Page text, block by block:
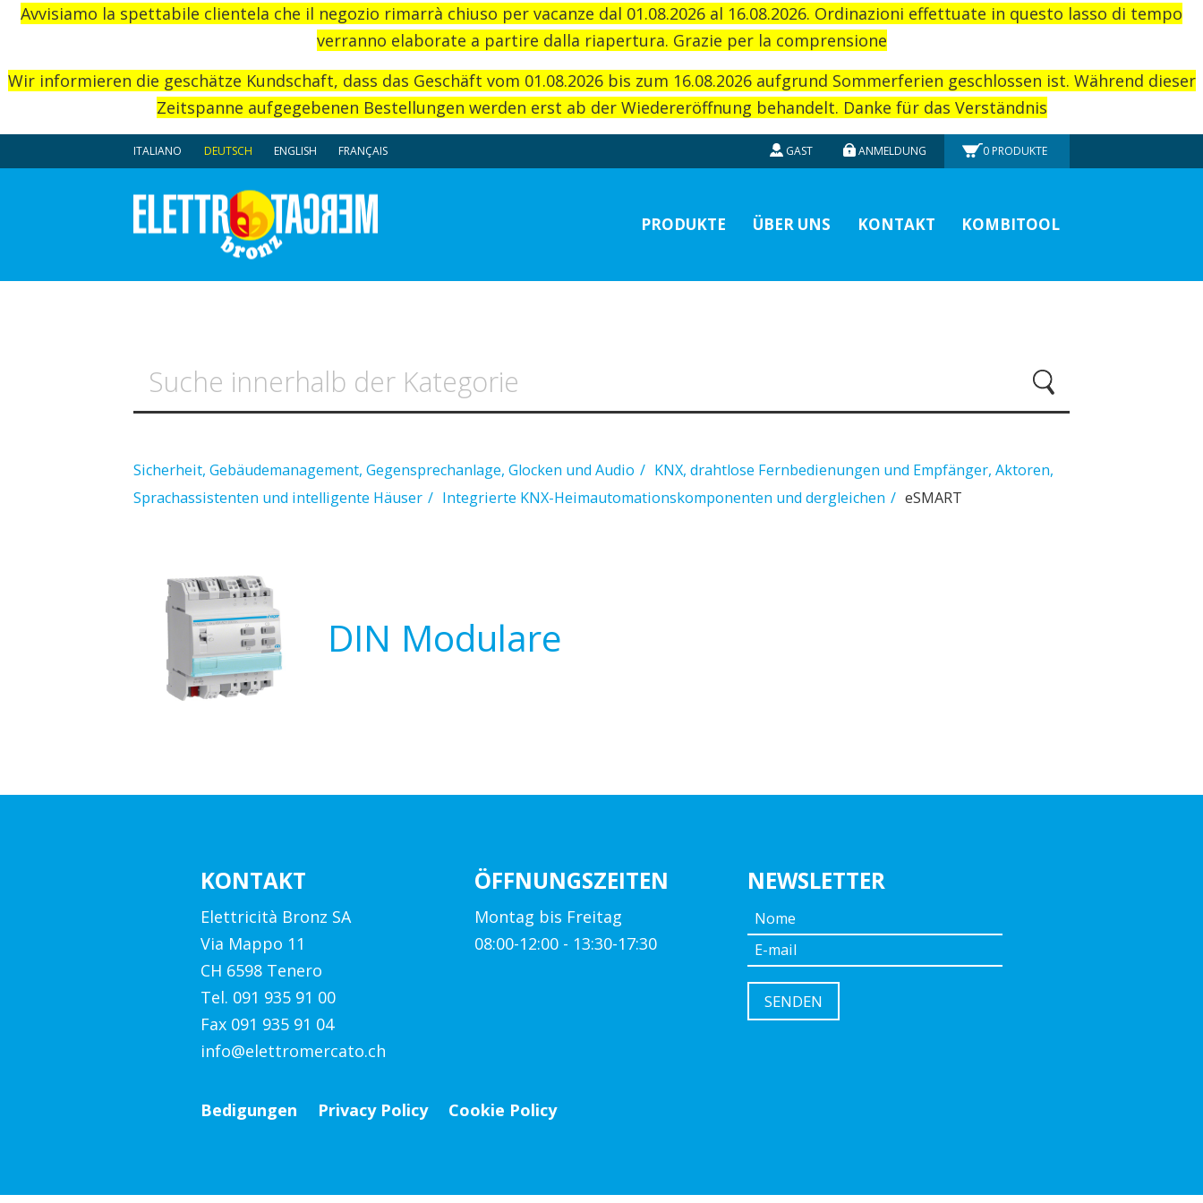
Avvisiamo la spettabile clientela che il negozio rimarrà chiuso per vacanze dal 01.08.2026 al 16.08.2026. Ordinazioni effettuate in questo lasso di tempo
verranno elaborate a partire dalla riapertura. Grazie per la comprensione
Wir informieren die geschätze Kundschaft, dass das Geschäft vom 01.08.2026 bis zum 16.08.2026 aufgrund Sommerferien geschlossen ist. Während dieser
Zeitspanne aufgegebenen Bestellungen werden erst ab der Wiedereröffnung behandelt. Danke für das Verständnis
ITALIANO DEUTSCH ENGLISH FRANÇAIS GAST ANMELDUNG 0 PRODUKTE
PRODUKTE ÜBER UNS KONTAKT KOMBITOOL
Sicherheit, Gebäudemanagement, Gegensprechanlage, Glocken und Audio
KNX, drahtlose Fernbedienungen und Empfänger, Aktoren,
Sprachassistenten und intelligente Häuser
Integrierte KNX-Heimautomationskomponenten und dergleichen eSMART
DIN Modulare
KONTAKT
Elettricità Bronz SA
Via Mappo 11
CH 6598 Tenero
Tel. 091 935 91 00
Fax 091 935 91 04
info@elettromercato.ch
ÖFFNUNGSZEITEN
Montag bis Freitag
08:00-12:00 - 13:30-17:30
NEWSLETTER
Bedigungen Privacy Policy Cookie Policy